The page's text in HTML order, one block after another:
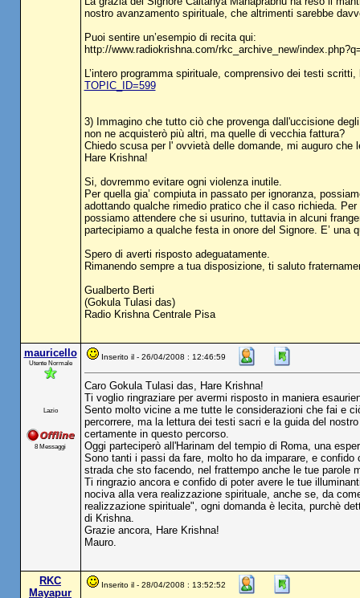
nostro avanzamento spirituale, che altrimenti sarebbe
Puoi sentire un’esempio di recita qui:
http://www.radiokrishna.com/rkc_archive_new/
L’intero programma spirituale, comprensivo dei testi
TOPIC_ID=599
3) Immagino che tutto ciò che provenga dall'uccisione
non ne acquisterò più altri, ma quelle di vecchia fattura?
Chiedo scusa per l' ovvietà delle domande, mi auguro
Hare Krishna!
Si, dovremmo evitare ogni violenza inutile.
Per quella gia’ compiuta in passato per ignoranza,
adottando qualche rimedio pratico che il caso richieda.
possiamo attendere che si usurino, tuttavia in alcuni
partecipiamo a qualche festa in onore del Signore. E’ una
Spero di averti risposto adeguatamente.
Rimanendo sempre a tua disposizione, ti saluto
Gualberto Berti
(Gokula Tulasi das)
Radio Krishna Centrale Pisa
mauricello
Utente Normale
Lazio
8 Messaggi
Inserito il - 26/04/2008 : 12:46:59
Caro Gokula Tulasi das, Hare Krishna!
Ti voglio ringraziare per avermi risposto in maniera
Sento molto vicine a me tutte le considerazioni che fai e
percorrere, ma la lettura dei testi sacri e la guida del
certamente in questo percorso.
Oggi parteciperò all'Harinam del tempio di Roma, una
Sono tanti i passi da fare, molto ho da imparare, e
strada che sto facendo, nel frattempo anche le tue parole
Ti ringrazio ancora e confido di poter avere le tue
nociva alla vera realizzazione spirituale, anche se, da
realizzazione spirituale", ogni domanda è lecita, purchè
di Krishna.
Grazie ancora, Hare Krishna!
Mauro.
RKC
Mayapur
Inserito il - 28/04/2008 : 13:52:52